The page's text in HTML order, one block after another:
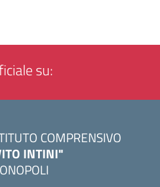
su:
COMPRENSIVO
INTINI"